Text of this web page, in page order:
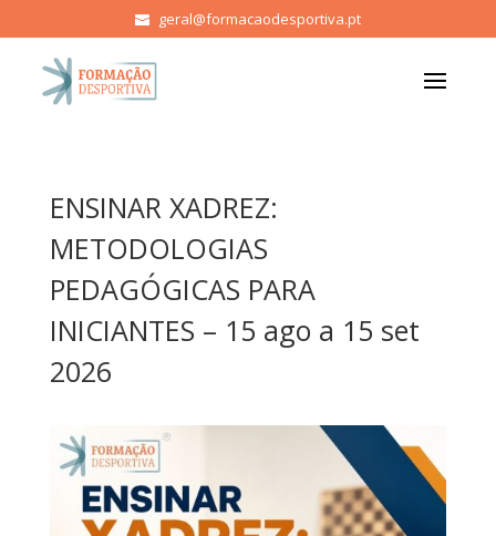
geral@formacaodesportiva.pt
ENSINAR XADREZ:
METODOLOGIAS
PEDAGÓGICAS PARA
INICIANTES – 15 ago a 15 set
2026